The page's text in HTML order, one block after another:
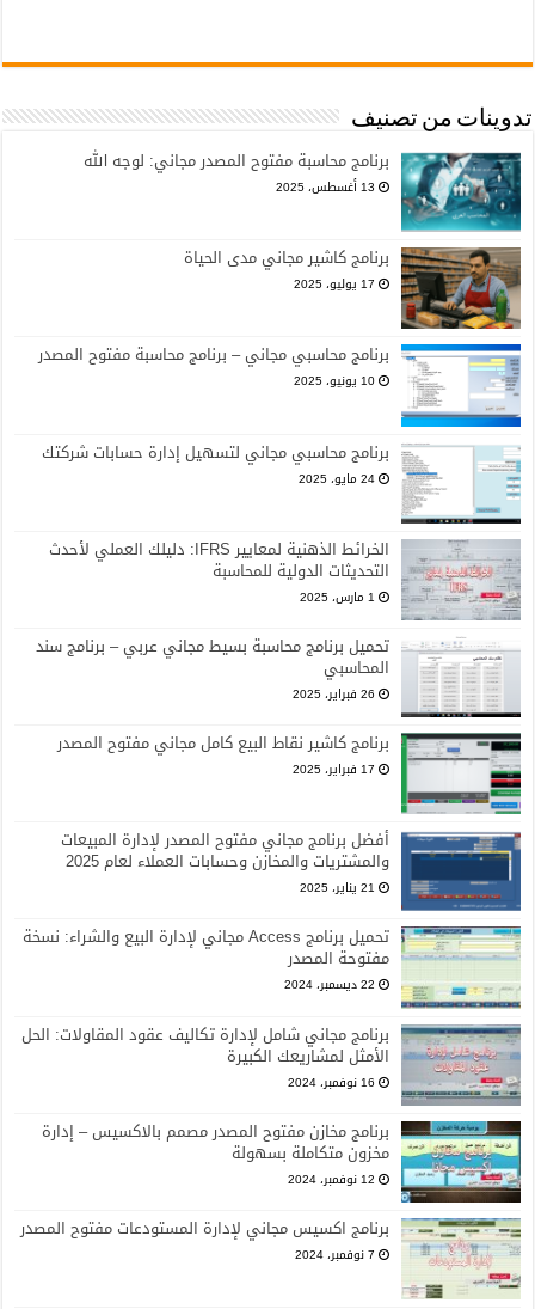
تدوينات من تصنيف
برنامج محاسبة مفتوح المصدر مجاني: لوجه الله
13 أغسطس، 2025
برنامج كاشير مجاني مدى الحياة
17 يوليو، 2025
برنامج محاسبي مجاني – برنامج محاسبة مفتوح المصدر
10 يونيو، 2025
برنامج محاسبي مجاني لتسهيل إدارة حسابات شركتك
24 مايو، 2025
الخرائط الذهنية لمعايير IFRS: دليلك العملي لأحدث
التحديثات الدولية للمحاسبة
1 مارس، 2025
تحميل برنامج محاسبة بسيط مجاني عربي – برنامج سند
المحاسبي
26 فبراير، 2025
برنامج كاشير نقاط البيع كامل مجاني مفتوح المصدر
17 فبراير، 2025
أفضل برنامج مجاني مفتوح المصدر لإدارة المبيعات
والمشتريات والمخازن وحسابات العملاء لعام 2025
21 يناير، 2025
تحميل برنامج Access مجاني لإدارة البيع والشراء: نسخة
مفتوحة المصدر
22 ديسمبر، 2024
برنامج مجاني شامل لإدارة تكاليف عقود المقاولات: الحل
الأمثل لمشاريعك الكبيرة
16 نوفمبر، 2024
برنامج مخازن مفتوح المصدر مصمم بالاكسيس – إدارة
مخزون متكاملة بسهولة
12 نوفمبر، 2024
برنامج اكسيس مجاني لإدارة المستودعات مفتوح المصدر
7 نوفمبر، 2024